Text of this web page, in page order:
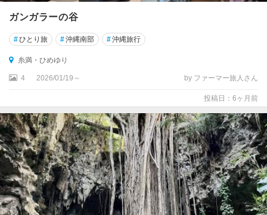
ガンガラーの谷
#ひとり旅 #沖縄南部 #沖縄旅行
糸満・ひめゆり
4 2026/01/19～ by ファーマー旅人さん
投稿日：6ヶ月前